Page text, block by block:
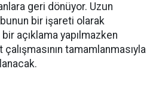
geri dönüyor. Uzun
bir işareti olarak
açıklama yapılmazken
tamamlanmasıyla